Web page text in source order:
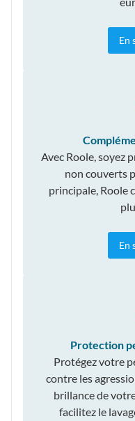
En
Avec Roole, soyez
non couverts
principale, Roole
En
Protection
Protégez votre
contre les
brillance de
facilitez le